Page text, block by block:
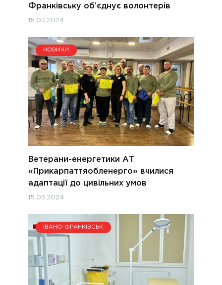
Франківську об’єднує волонтерів
15.03.2024
НОВИНИ
Ветерани-енергетики АТ
«Прикарпаттяобленерго» вчилися
адаптації до цивільних умов
15.03.2024
ІВАНО-ФРАНКІВСЬК